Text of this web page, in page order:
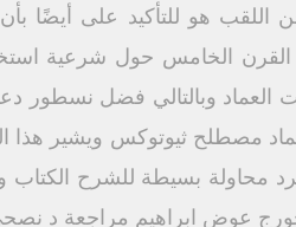
اللقب هو للتأكيد على أيضًا
القرن الخامس حول شرعية
العماد وبالتالي فضل نسطور
الجدل باعتماد مصطلح ثيوتوكس
محاولة بسيطة للشرح الكتاب
عوض ابراهيم مراجعة د نصحى عبد